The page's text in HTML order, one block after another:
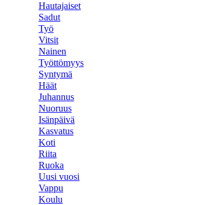
Hautajaiset
Sadut
Työ
Vitsit
Nainen
Työttömyys
Syntymä
Häät
Juhannus
Nuoruus
Isänpäivä
Kasvatus
Koti
Riita
Ruoka
Uusi vuosi
Vappu
Koulu